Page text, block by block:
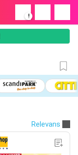
!
Relevans